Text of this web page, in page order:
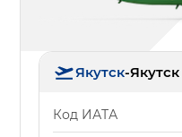
Якутск-Якутск
Код ИАТА